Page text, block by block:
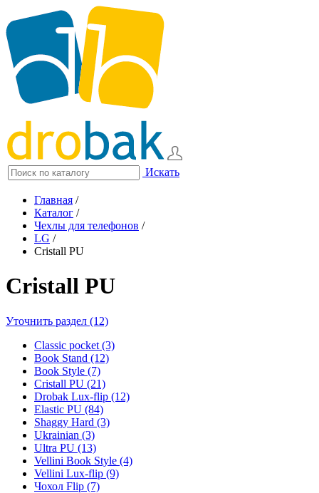
Искать
Главная /
Каталог /
Чехлы для телефонов /
LG /
Cristall PU
Cristall PU
Уточнить раздел (12)
Classic pocket (3)
Book Stand (12)
Book Style (7)
Cristall PU (21)
Drobak Lux-flip (12)
Elastic PU (84)
Shaggy Hard (3)
Ukrainian (3)
Ultra PU (13)
Vellini Book Style (4)
Vellini Lux-flip (9)
Чохол Flip (7)